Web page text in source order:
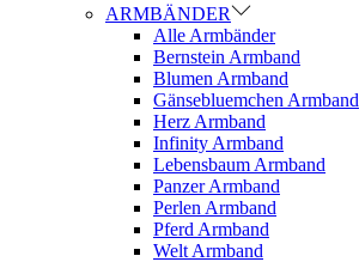
ARMBÄNDER
Alle Armbänder
Bernstein Armband
Blumen Armband
Gänsebluemchen Armband
Herz Armband
Infinity Armband
Lebensbaum Armband
Panzer Armband
Perlen Armband
Pferd Armband
Welt Armband